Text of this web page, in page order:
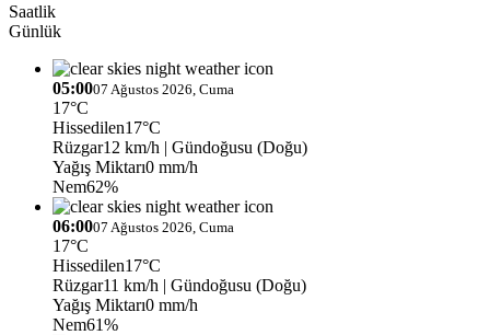
Saatlik
Günlük
05:0007 Ağustos 2026, Cuma
17°C
Hissedilen17°C
Rüzgar12 km/h | Gündoğusu (Doğu)
Yağış Miktarı0 mm/h
Nem62%
06:0007 Ağustos 2026, Cuma
17°C
Hissedilen17°C
Rüzgar11 km/h | Gündoğusu (Doğu)
Yağış Miktarı0 mm/h
Nem61%